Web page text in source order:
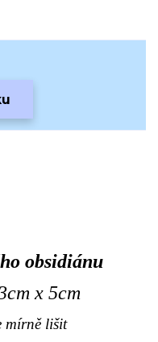
obsidiánu
x 5cm
mírně lišit